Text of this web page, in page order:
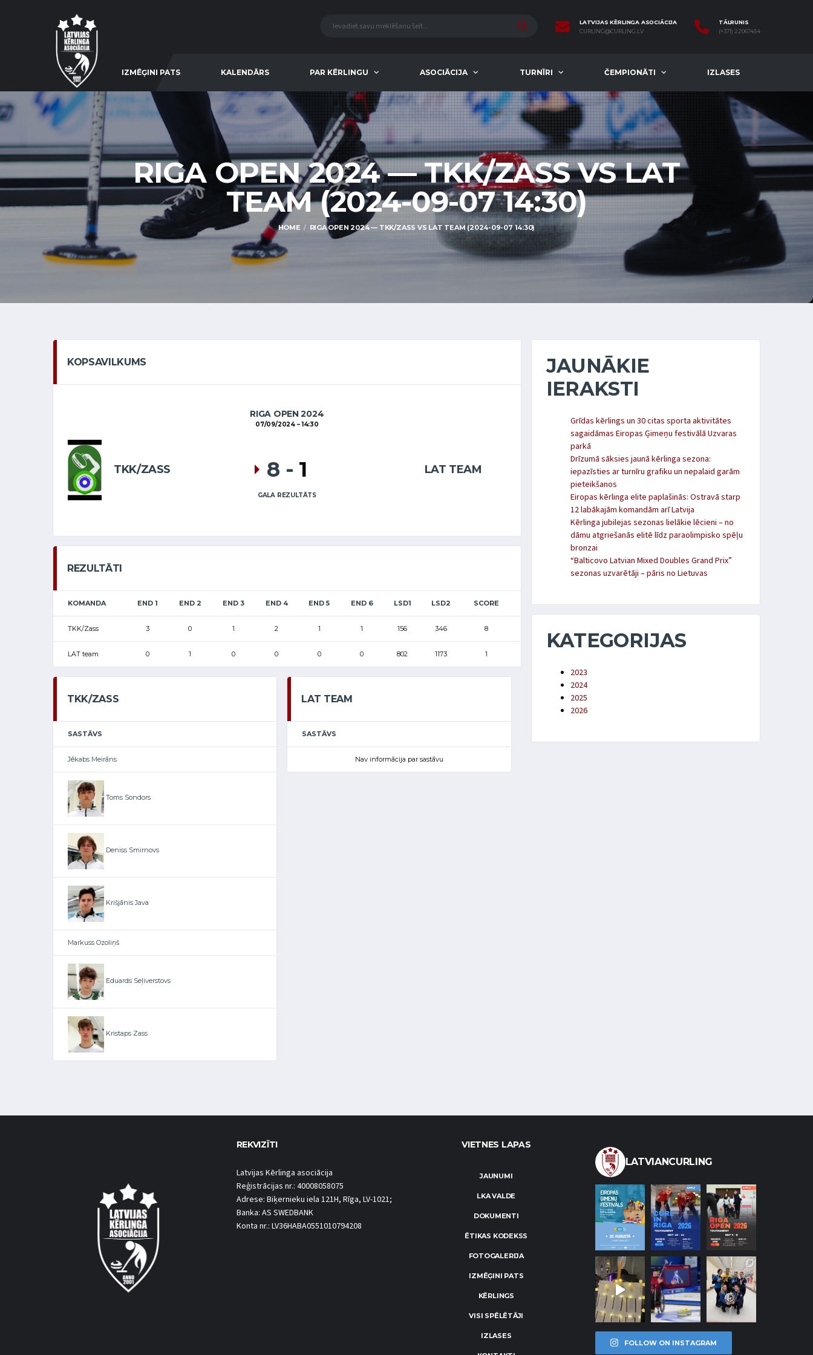
LATVIJAS KĒRLINGA ASOCIĀCIJA
CURLING@CURLING.LV
TĀLRUNIS
(+371) 22067454
IZMĒĢINI PATS KALENDĀRS PAR KĒRLINGU ASOCIĀCIJA TURNĪRI ČEMPIONĀTI IZLASES
RIGA OPEN 2024 — TKK/ZASS VS LAT
TEAM (2024-09-07 14:30)
HOME RIGA OPEN 2024 — TKK/ZASS VS LAT TEAM (2024-09-07 14:30)
KOPSAVILKUMS
RIGA OPEN 2024
07/09/2024 14:30
TKK/ZASS LAT TEAM
8 - 1
GALA REZULTĀTS
REZULTĀTI
KOMANDA END 1 END 2 END 3 END 4 END 5 END 6 LSD1 LSD2 SCORE
TKK/Zass 3 0 1 2 1 1 156 346 8
LAT team 0 1 0 0 0 0 802 1173 1
TKK/ZASS
SASTĀVS
Jēkabs Meirāns
Toms Sondors
Deniss Smirnovs
Krišjānis Java
Markuss Ozoliņš
Eduards Seļiverstovs
Kristaps Zass
LAT TEAM
SASTĀVS
Nav informācija par sastāvu
JAUNĀKIE
IERAKSTI
Grīdas kērlings un 30 citas sporta aktivitātes
sagaidāmas Eiropas Ģimeņu festivālā Uzvaras
parkā
Drīzumā sāksies jaunā kērlinga sezona:
iepazīsties ar turnīru grafiku un nepalaid garām
pieteikšanos
Eiropas kērlinga elite paplašinās: Ostravā starp
12 labākajām komandām arī Latvija
Kērlinga jubilejas sezonas lielākie lēcieni – no
dāmu atgriešanās elitē līdz paraolimpisko spēļu
bronzai
“Balticovo Latvian Mixed Doubles Grand Prix”
sezonas uzvarētāji – pāris no Lietuvas
KATEGORIJAS
2023
2024
2025
2026
REKVIZĪTI
Latvijas Kērlinga asociācija
Reģistrācijas nr.: 40008058075
Adrese: Biķernieku iela 121H, Rīga, LV-1021;
Banka: AS SWEDBANK
Konta nr.: LV36HABA0551010794208
VIETNES LAPAS
JAUNUMI
LKA VALDE
DOKUMENTI
ĒTIKAS KODEKSS
FOTOGALERIJA
IZMĒĢINI PATS
KĒRLINGS
VISI SPĒLĒTĀJI
IZLASES
LATVIANCURLING
FOLLOW ON INSTAGRAM